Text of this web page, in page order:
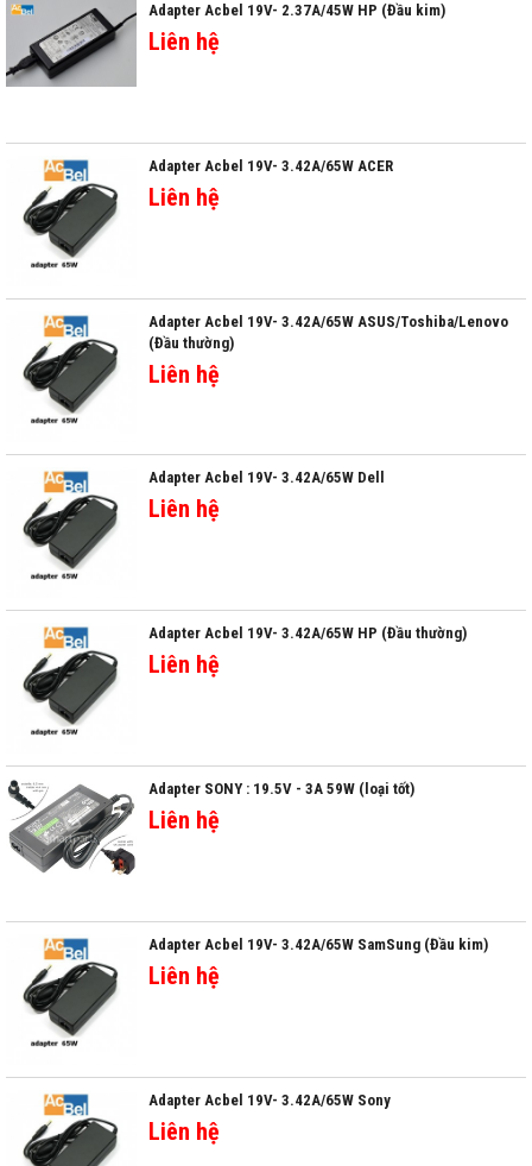
Adapter Acbel 19V- 2.37A/45W HP (Đầu kim)
Liên hệ
Adapter Acbel 19V- 3.42A/65W ACER
Liên hệ
Adapter Acbel 19V- 3.42A/65W ASUS/Toshiba/Lenovo
(Đầu thường)
Liên hệ
Adapter Acbel 19V- 3.42A/65W Dell
Liên hệ
Adapter Acbel 19V- 3.42A/65W HP (Đầu thường)
Liên hệ
Adapter SONY : 19.5V - 3A 59W (loại tốt)
Liên hệ
Adapter Acbel 19V- 3.42A/65W SamSung (Đầu kim)
Liên hệ
Adapter Acbel 19V- 3.42A/65W Sony
Liên hệ